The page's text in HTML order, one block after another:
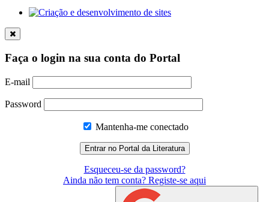
Faça o login na sua conta do Portal
E-mail
Password
Mantenha-me conectado
Esqueceu-se da password?
Ainda não tem conta? Registe-se aqui